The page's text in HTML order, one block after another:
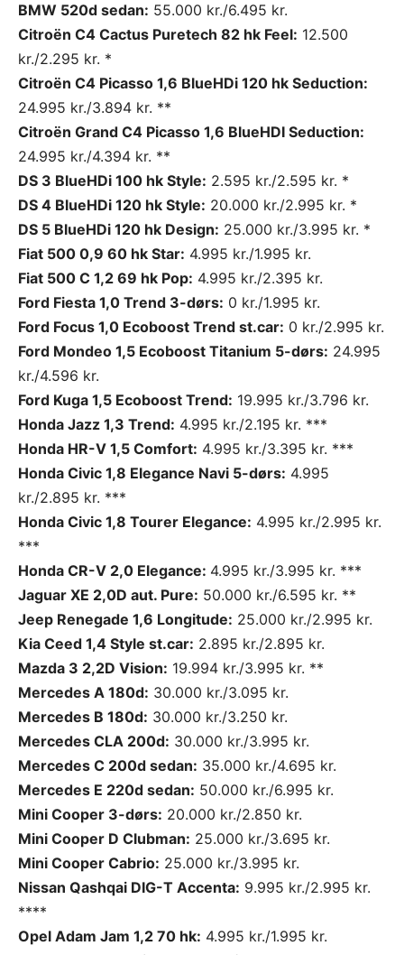
BMW 520d sedan: 55.000 kr./6.495 kr.
Citroën C4 Cactus Puretech 82 hk Feel: 12.500
kr./2.295 kr. *
Citroën C4 Picasso 1,6 BlueHDi 120 hk Seduction:
24.995 kr./3.894 kr. **
Citroën Grand C4 Picasso 1,6 BlueHDI Seduction:
24.995 kr./4.394 kr. **
DS 3 BlueHDi 100 hk Style: 2.595 kr./2.595 kr. *
DS 4 BlueHDi 120 hk Style: 20.000 kr./2.995 kr. *
DS 5 BlueHDi 120 hk Design: 25.000 kr./3.995 kr. *
Fiat 500 0,9 60 hk Star: 4.995 kr./1.995 kr.
Fiat 500 C 1,2 69 hk Pop: 4.995 kr./2.395 kr.
Ford Fiesta 1,0 Trend 3-dørs: 0 kr./1.995 kr.
Ford Focus 1,0 Ecoboost Trend st.car: 0 kr./2.995 kr.
Ford Mondeo 1,5 Ecoboost Titanium 5-dørs: 24.995
kr./4.596 kr.
Ford Kuga 1,5 Ecoboost Trend: 19.995 kr./3.796 kr.
Honda Jazz 1,3 Trend: 4.995 kr./2.195 kr. ***
Honda HR-V 1,5 Comfort: 4.995 kr./3.395 kr. ***
Honda Civic 1,8 Elegance Navi 5-dørs: 4.995
kr./2.895 kr. ***
Honda Civic 1,8 Tourer Elegance: 4.995 kr./2.995 kr.
***
Honda CR-V 2,0 Elegance: 4.995 kr./3.995 kr. ***
Jaguar XE 2,0D aut. Pure: 50.000 kr./6.595 kr. **
Jeep Renegade 1,6 Longitude: 25.000 kr./2.995 kr.
Kia Ceed 1,4 Style st.car: 2.895 kr./2.895 kr.
Mazda 3 2,2D Vision: 19.994 kr./3.995 kr. **
Mercedes A 180d: 30.000 kr./3.095 kr.
Mercedes B 180d: 30.000 kr./3.250 kr.
Mercedes CLA 200d: 30.000 kr./3.995 kr.
Mercedes C 200d sedan: 35.000 kr./4.695 kr.
Mercedes E 220d sedan: 50.000 kr./6.995 kr.
Mini Cooper 3-dørs: 20.000 kr./2.850 kr.
Mini Cooper D Clubman: 25.000 kr./3.695 kr.
Mini Cooper Cabrio: 25.000 kr./3.995 kr.
Nissan Qashqai DIG-T Accenta: 9.995 kr./2.995 kr.
****
Opel Adam Jam 1,2 70 hk: 4.995 kr./1.995 kr.